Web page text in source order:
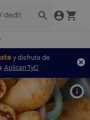
y disfruta de
Aplican TyC